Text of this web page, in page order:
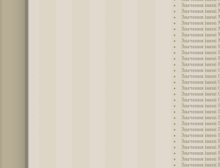
Значення імені
Значення
Значення
Значення імені
Значення імені
Значення імені
Значення імені
Значення імені
Значення імені
Значення імені
Значення імені
Значення імені
Значення імені
Значення імені
Значення імені
Значення імені
Значення імені
Значення імені
Значення імені
Значення імені
Значення імені
Значення імені
Значення імені
Значення імені
Значення імені
Значення імені
Значення імені
Значення імені